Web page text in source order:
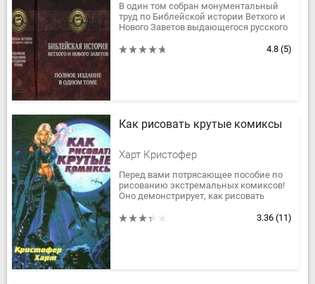
В один том собран монументальный
труд по Библейской истории Ветхого и
Нового Заветов выдающегося русского
Петербургской Духовной Академии...
4.8 (5)
Как рисовать крутые комиксы
Харт Кристофер
Перед вами потрясающее пособие по
рисованию экстремальных комиксов!
Оно демонстрирует, как рисовать
героев, поможет сделать героинь3.36 (11)